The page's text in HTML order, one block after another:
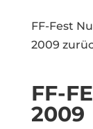
FF-Fest
2009
FF-
2009